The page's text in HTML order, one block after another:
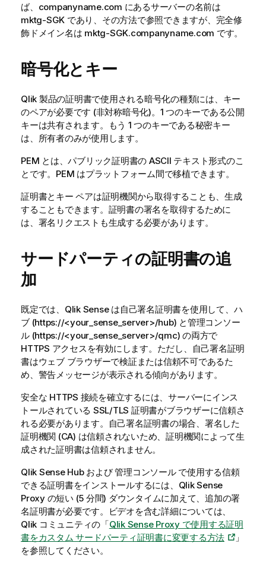
ば、companyname.com にあるサーバーの名前は
mktg-SGK であり、その方法で参照できますが、完全修
飾ドメイン名は mktg-SGK.companyname.com です。
暗号化とキー
Qlik 製品の証明書で使用される暗号化の種類には、キー
のペアが必要です (非対称暗号化)。1 つのキーである公開
キーは共有されます。もう 1 つのキーである秘密キー
は、所有者のみが使用します。
PEM とは、パブリック証明書の ASCII テキスト形式のこ
とです。PEM はプラットフォーム間で移植できます。
証明書とキー ペアは証明機関から取得することも、生成
することもできます。証明書の署名を取得するために
は、署名リクエストも生成する必要があります。
サードパーティの証明書の追
加
既定では、 Qlik Senseは自己署名証明書を使用して、ハ
ブ (https://<your_sense_server>/hub) と管理コンソー
ル (https://<your_sense_server>/qmc) の両方で
HTTPS アクセスを有効にします。ただし、自己署名証明
書はウェブ ブラウザーで検証または信頼不可であるた
め、警告メッセージが表示される傾向があります。
安全な HTTPS 接続を確立するには、サーバーにインス
トールされている SSL/TLS 証明書がブラウザーに信頼さ
れる必要があります。自己署名証明書の場合、署名した
証明機関 (CA) は信頼されないため、証明機関によって生
成された証明書は信頼されません。
Qlik Sense Hubおよび管理コンソールで使用する信頼
できる証明書をインストールするには、Qlik Sense
Proxy の短い (5 分間) ダウンタイムに加えて、追加の署
名証明書が必要です。ビデオを含む詳細については、
Qlik コミュニティの「Qlik Sense Proxy で使用する証明
書をカスタム サードパーティ証明書に変更する方法
」
を参照してください。